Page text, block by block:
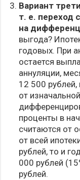
Вариант
т. е. переход
на
выгода?
годовых. При
остается
аннуляции,
12 500 рублей,
от
проценты в
считаются от
от всей
рублей, то и
000 рублей
рублей.